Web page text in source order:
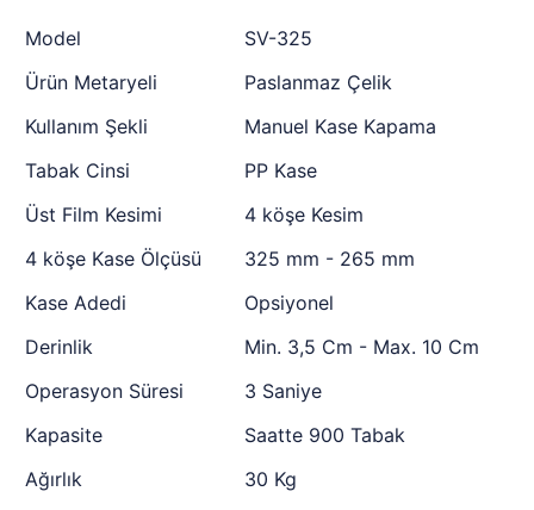
Model
SV-325
Ürün Metaryeli
Paslanmaz Çelik
Kullanım Şekli
Manuel Kase Kapama
Tabak Cinsi
PP Kase
Üst Film Kesimi
4 köşe Kesim
4 köşe Kase Ölçüsü
325 mm - 265 mm
Kase Adedi
Opsiyonel
Derinlik
Min. 3,5 Cm - Max. 10 Cm
Operasyon Süresi
3 Saniye
Kapasite
Saatte 900 Tabak
Ağırlık
30 Kg